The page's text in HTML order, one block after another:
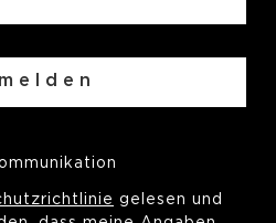
gelesen und